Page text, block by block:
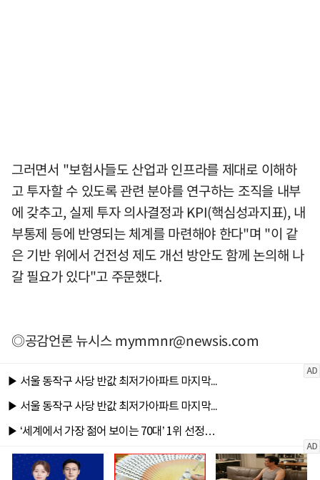
그러면서 "보험사들도 산업과 인프라를 제대로 이해하
고 투자할 수 있도록 관련 분야를 연구하는 조직을 내부
에 갖추고, 실제 투자 의사결정과 KPI(핵심성과지표), 내
부통제 등에 반영되는 체계를 마련해야 한다"며 "이 같
은 기반 위에서 건전성 제도 개선 방안도 함께 논의해 나
갈 필요가 있다"고 주문했다.
◎공감언론 뉴시스mymmnr@newsis.com